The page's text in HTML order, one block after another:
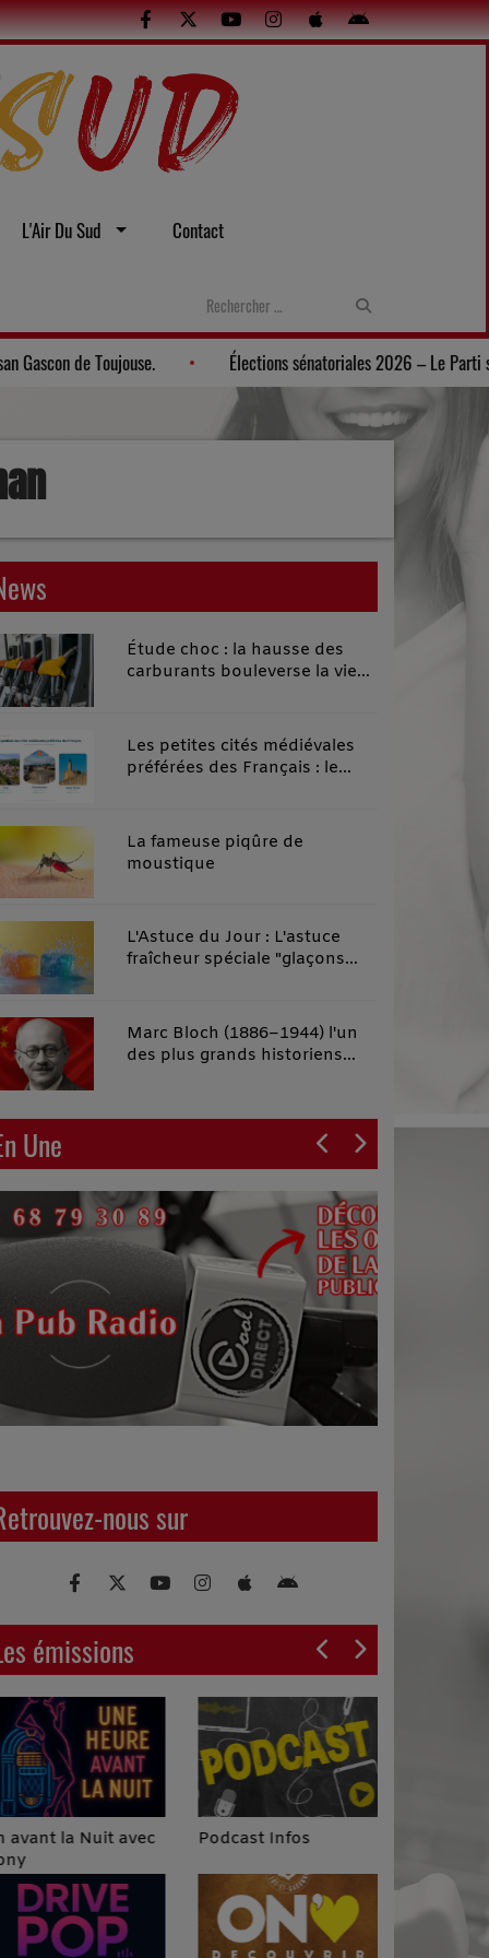
L'Air Du Sud Contact
gasconne au Musée du Paysan Gascon de Toujouse.
Étude choc : la hausse des
carburants bouleverse la vie
Les petites cités médiévales
préférées des Français : le
La fameuse piqûre de
moustique
L'Astuce du Jour : L'astuce
fraîcheur spéciale "glaçons
Marc Bloch (1886–1944) l'un
des plus grands historiens
Une
nous sur
émissions
avant la Nuit avec
Podcast Infos